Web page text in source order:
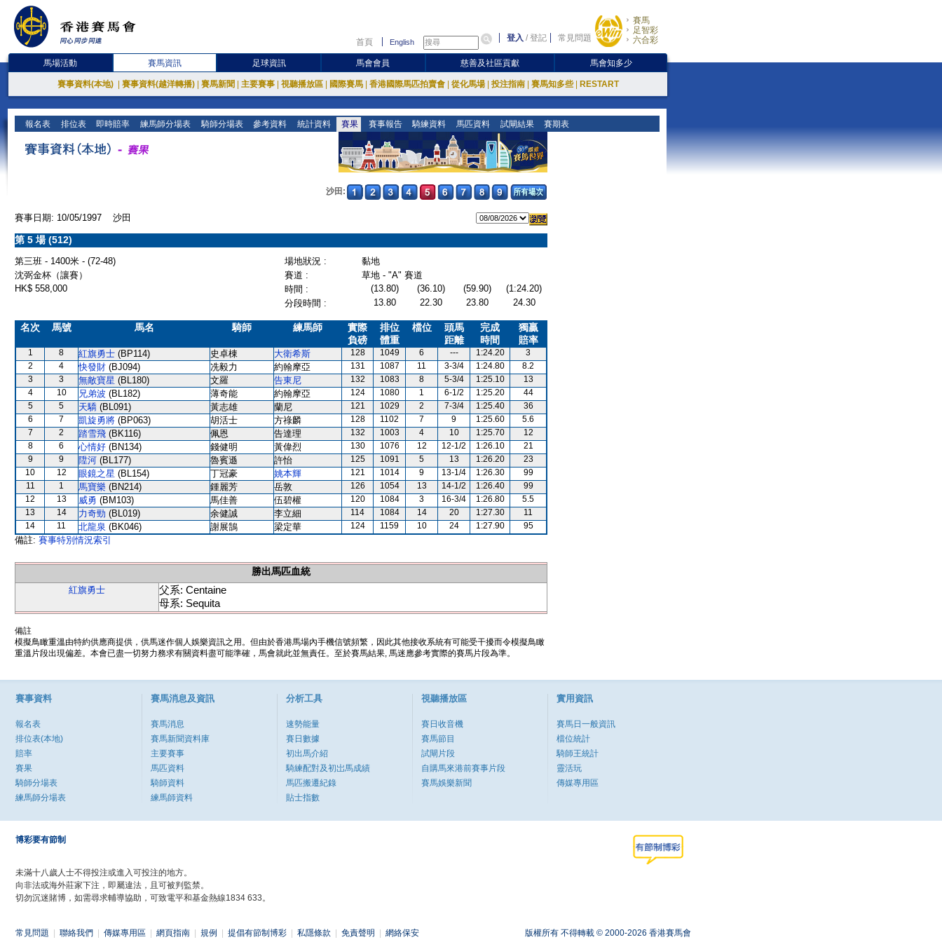
首頁 English 登入 /登記 常見問題
賽馬
足智彩
六合彩
馬場活動 賽馬資訊 足球資訊 馬會會員 慈善及社區貢獻 馬會知多少
賽事資料(本地) 賽事資料(越洋轉播) 賽馬新聞 主要賽事 視聽播放區 國際賽馬 香港國際馬匹拍賣會 從化馬場 投注指南 賽馬知多些 RESTART
報名表 排位表 即時賠率 練馬師分場表 騎師分場表 參考資料 統計資料 賽果 賽事報告 騎練資料 馬匹資料 試閘結果 賽期表
沙田:
賽事日期: 10/05/1997 沙田
第 5 場 (512)
第三班 - 1400米 - (72-48) 場地狀況 :
黏地
沈弼金杯（讓賽）
賽道 :
草地 - "A" 賽道
HK$ 558,000
時間 : (13.80) (36.10) (59.90)
(1:24.20)
分段時間 :
13.80 22.30 23.80 24.30
名次 馬號 馬名 騎師 練馬師
實際
負磅
排位
體重
檔位
頭馬
距離
完成
時間
獨贏
賠率
1 8 紅旗勇士 (BP114) 史卓棟 大衛希斯 128 1049 6 --- 1:24.20
3
2
4 快發財 (BJ094) 冼毅力 約翰摩亞 131 1087 11 3-3/4 1:24.80
8.2
3
3 無敵寶星 (BL180) 文羅 告東尼 132 1083 8 5-3/4 1:25.10
13
4
10 兄弟波 (BL182) 薄奇能 約翰摩亞 124 1080 1 6-1/2 1:25.20
44
5
5 天驕 (BL091) 黃志雄 蘭尼 121 1029 2 7-3/4 1:25.40
36
6
7 凱旋勇將 (BP063) 胡活士 方祿麟 128 1102 7 9 1:25.60
5.6
7
2 踏雪飛 (BK116) 佩恩 告達理 132 1003 4 10 1:25.70
12
8
6 心情好 (BN134) 錢健明 黃偉烈 130 1076 12 12-1/2 1:26.10
21
9
9 陞河 (BL177) 魯賓遜 許怡 125 1091 5 13 1:26.20
23
10
12 眼鏡之星 (BL154) 丁冠豪 姚本輝 121 1014 9 13-1/4 1:26.30
99
11
1 馬寶樂 (BN214) 鍾麗芳 岳敦 126 1054 13 14-1/2 1:26.40
99
12
13 威勇 (BM103) 馬佳善 伍碧權 120 1084 3 16-3/4 1:26.80
5.5
13
14 力奇勁 (BL019) 余健誠 李立細 114 1084 14 20 1:27.30
11
14
11 北龍泉 (BK046) 謝展鵠 梁定華 124 1159 10 24 1:27.90 95
備註: 賽事特別情況索引
勝出馬匹血統
紅旗勇士
父系: Centaine
母系: Sequita
備註
模擬鳥瞰重溫由特約供應商提供，供馬迷作個人娛樂資訊之用。但由於香港馬場內手機信號頻繁，因此其他接收系統有可能受干擾而令模擬鳥瞰
重溫片段出現偏差。本會已盡一切努力務求有關資料盡可能準確，馬會就此並無責任。至於賽馬結果, 馬迷應參考實際的賽馬片段為準。
賽事資料
報名表
排位表(本地)
賠率
賽果
騎師分場表
練馬師分場表
賽馬消息及資訊
賽馬消息
賽馬新聞資料庫
主要賽事
馬匹資料
騎師資料
練馬師資料
分析工具
速勢能量
賽日數據
初出馬介紹
騎練配對及初岀馬成績
馬匹搬遷紀錄
貼士指數
視聽播放區
賽日收音機
賽馬節目
試閘片段
自購馬來港前賽事片段
賽馬娛樂新聞
實用資訊
賽馬日一般資訊
檔位統計
騎師王統計
靈活玩
傳媒專用區
博彩要有節制
未滿十八歲人士不得投注或進入可投注的地方。
向非法或海外莊家下注，即屬違法，且可被判監禁。
切勿沉迷賭博，如需尋求輔導協助，可致電平和基金熱線1834 633。
常見問題 聯絡我們 傳媒專用區 網頁指南 規例 提倡有節制博彩 私隱條款 免責聲明 網絡保安 版權所有 不得轉載 © 2000-2026 香港賽馬會